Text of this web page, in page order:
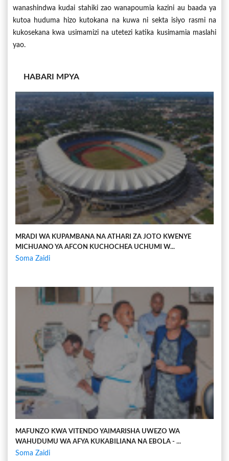
wanashindwa kudai stahiki zao wanapoumia kazini au baada ya
kutoa huduma hizo kutokana na kuwa ni sekta isiyo rasmi na
kukosekana kwa usimamizi na utetezi katika kusimamia maslahi
yao.
HABARI MPYA
MRADI WA KUPAMBANA NA ATHARI ZA JOTO KWENYE
MICHUANO YA AFCON KUCHOCHEA UCHUMI W...
Soma Zaidi
MAFUNZO KWA VITENDO YAIMARISHA UWEZO WA
WAHUDUMU WA AFYA KUKABILIANA NA EBOLA - ...
Soma Zaidi